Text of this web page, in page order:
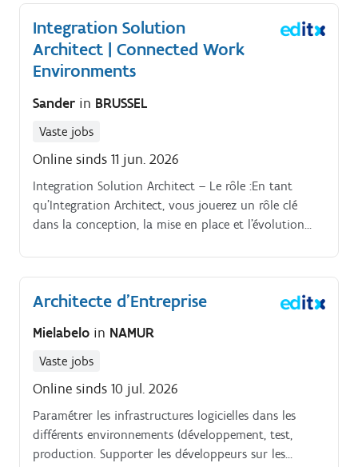
d’entreprise. Vous assurerez la maintenance et
l’évolution de l’architecture en fonction des besoins
des utilisateurs, des performances et des exigences de
conformité.
Integration Solution
Architect | Connected Work
Environments
Sander in BRUSSEL
Vaste jobs
Online sinds 11 jun. 2026
Integration Solution Architect – Le rôle :En tant
qu’Integration Architect, vous jouerez un rôle clé
dans la conception, la mise en place et l’évolution
principale et les systèmes clients (RH, gestion d’accès,
calendrier, etc.). Vous collaborerez étroitement avec
les équipes de développement, produit et client afin
flux d’intégration.
Architecte d’Entreprise
Mielabelo in NAMUR
Vaste jobs
Online sinds 10 jul. 2026
Paramétrer les infrastructures logicielles dans les
différents environnements (développement, test,
production. Supporter les développeurs sur les